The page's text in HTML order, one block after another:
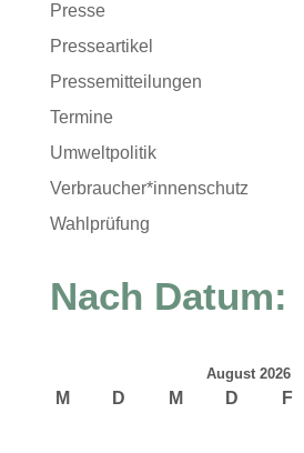
Presse
Presseartikel
Pressemitteilungen
Termine
Umweltpolitik
Verbraucher*innenschutz
Wahlprüfung
Nach Datum:
August 2026
M D M D F